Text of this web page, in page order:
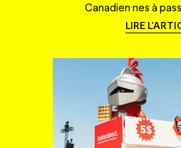
Canadien·nes à
LIRE